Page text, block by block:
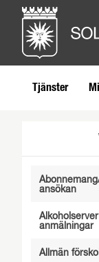
Tjänster
ansökan
anmälningar
Allmän